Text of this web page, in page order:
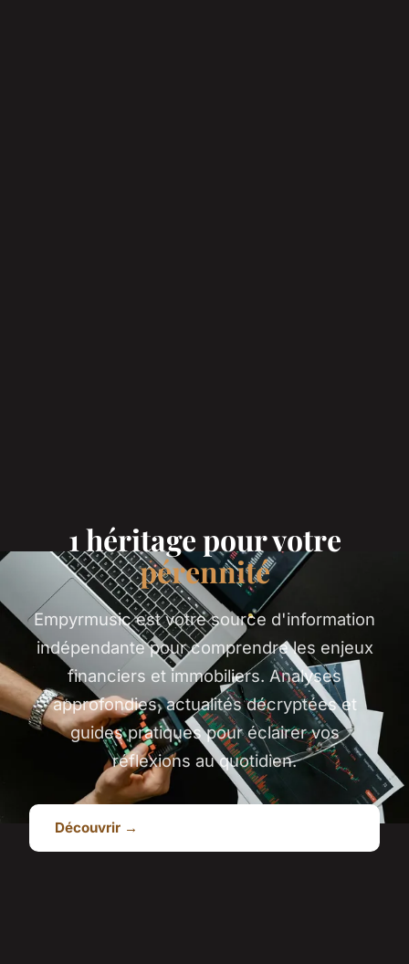
1 héritage pour votre
pérennité
Empyrmusic est votre source d'information
indépendante pour comprendre les enjeux
financiers et immobiliers. Analyses
approfondies, actualités décryptées et
guides pratiques pour éclairer vos
réflexions au quotidien.
Découvrir →